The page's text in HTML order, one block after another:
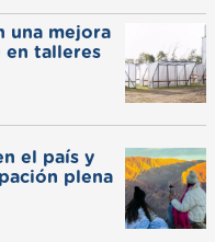
una mejora
en talleres
el país y
plena